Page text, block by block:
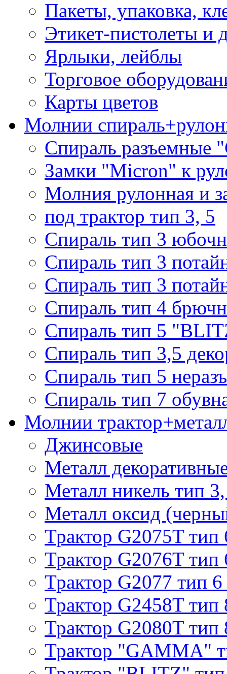
Пакеты, упаковка,
Этикет-пистолеты и
Ярлыки, лейблы
Торговое
Карты цветов
Молнии
Спираль разъемные
Замки "Micron" к
Молния рулонная и
под трактор тип 3, 5
Спираль тип 3
Спираль тип 3
Спираль тип 3
Спираль тип 4
Спираль тип 5
Спираль тип 3,5
Спираль тип 5
Спираль тип 7
Молнии
Джинсовые
Металл
Металл никель тип
Металл оксид
Трактор G2075T тип
Трактор G2076T тип
Трактор G2077 тип 6
Трактор G2458T тип
Трактор G2080T тип
Трактор "GAMMA"